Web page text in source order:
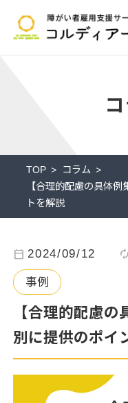
TOP
コラム
【合理的配慮の具体
トを解説
calendar_today 2024/09/12 autorenew
事例
【合理的配慮
別に提供のポイ